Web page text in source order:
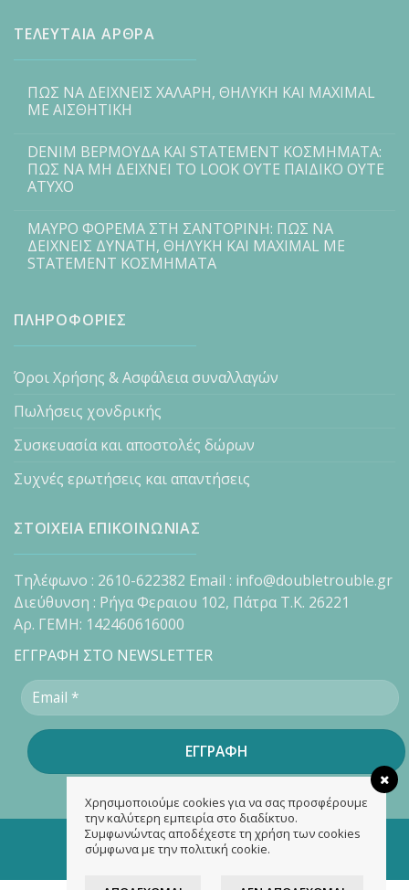
ΤΕΛΕΥΤΑΙΑ ΑΡΘΡΑ
ΠΩΣ ΝΑ ΔΕΙΧΝΕΙΣ ΧΑΛΑΡΗ, ΘΗΛΥΚΗ ΚΑΙ MAXIMAL
ΜΕ ΑΙΣΘΗΤΙΚΗ
DENIM ΒΕΡΜΟΥΔΑ ΚΑΙ STATEMENT ΚΟΣΜΗΜΑΤΑ:
ΠΩΣ ΝΑ ΜΗ ΔΕΙΧΝΕΙ ΤΟ LOOK ΟΥΤΕ ΠΑΙΔΙΚΟ ΟΥΤΕ
ΑΤΥΧΟ
ΜΑΥΡΟ ΦΟΡΕΜΑ ΣΤΗ ΣΑΝΤΟΡΙΝΗ: ΠΩΣ ΝΑ
ΔΕΙΧΝΕΙΣ ΔΥΝΑΤΗ, ΘΗΛΥΚΗ ΚΑΙ MAXIMAL ΜΕ
STATEMENT ΚΟΣΜΗΜΑΤΑ
ΠΛΗΡΟΦΟΡΙΕΣ
Όροι Χρήσης & Ασφάλεια συναλλαγών
Πωλήσεις χονδρικής
Συσκευασία και αποστολές δώρων
Συχνές ερωτήσεις και απαντήσεις
ΣΤΟΙΧΕΙΑ ΕΠΙΚΟΙΝΩΝΙΑΣ
Τηλέφωνο : 2610-622382 Email : info@doubletrouble.gr
Διεύθυνση : Ρήγα Φεραιου 102, Πάτρα Τ.Κ. 26221
Αρ. ΓΕΜΗ: 142460616000
ΕΓΓΡΑΦΗ ΣΤΟ NEWSLETTER
Copyright 2026 ©doubletrouble.gr
Designed & developed by
Χρησιμοποιούμε cookies για να σας προσφέρουμε
την καλύτερη εμπειρία στο διαδίκτυο.
Συμφωνώντας αποδέχεστε τη χρήση των cookies
σύμφωνα με την πολιτική cookie.